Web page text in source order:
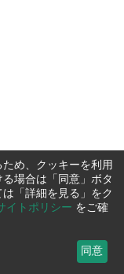
め、クッキーを利用
場合は「同意」ボタ
「詳細を見る」をク
イトポリシー をご確
同意